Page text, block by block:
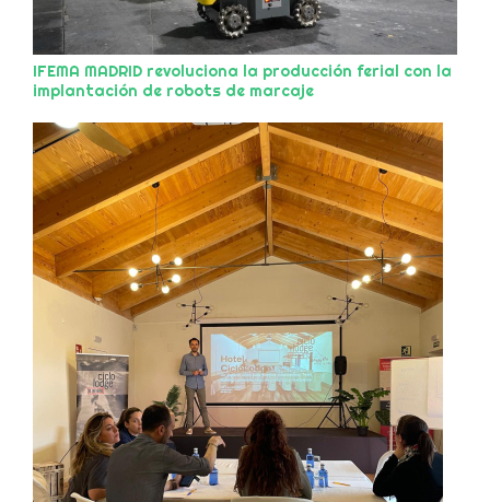
IFEMA MADRID revoluciona la producción ferial con la
implantación de robots de marcaje